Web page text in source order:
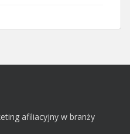
afiliacyjny w branży